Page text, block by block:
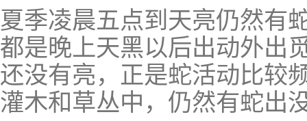
夏季凌晨五点到天亮仍然有
都是晚上天黑以后出动外出
还没有亮，正是蛇活动比较
灌木和草丛中，仍然有蛇出